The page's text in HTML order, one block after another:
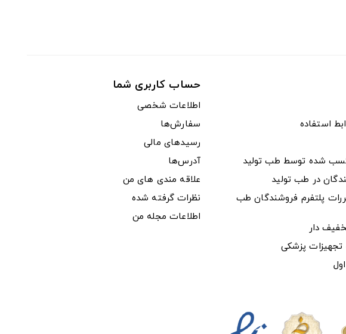
استفاده
شده توسط طب تولید
در طب تولید
پلتفرم فروشندگان طب
دار
پزشکی
حساب کاربری شما
اطلاعات شخصی
سفارش‌ها
رسیدهای مالی
آدرس‌ها
علاقه مندی های من
نظرات گرفته شده
اطلاعات مجله من